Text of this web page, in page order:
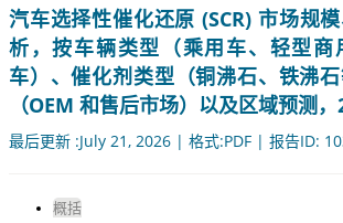
汽车选择性催化还原 (SCR) 市场规
析，按车辆类型（乘用车、轻型商
车）、催化剂类型（铜沸石、铁沸
（OEM 和售后市场）以及区域预测
最后更新 :July 21, 2026 | 格式:PDF | 报告ID:
概括